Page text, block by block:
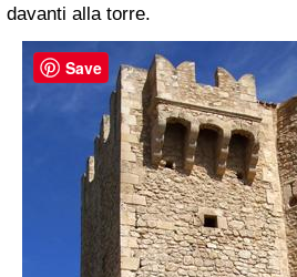
davanti alla torre.
Save